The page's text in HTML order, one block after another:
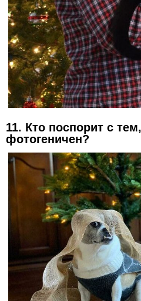
11. Кто поспорит с
фотогеничен?